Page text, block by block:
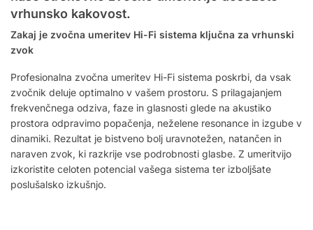
vrhunsko kakovost.
Zakaj je zvočna umeritev Hi-Fi sistema ključna za vrhunski
zvok
Profesionalna zvočna umeritev Hi-Fi sistema poskrbi, da vsak
zvočnik deluje optimalno v vašem prostoru. S prilagajanjem
frekvenčnega odziva, faze in glasnosti glede na akustiko
prostora odpravimo popačenja, neželene resonance in izgube v
dinamiki. Rezultat je bistveno bolj uravnotežen, natančen in
naraven zvok, ki razkrije vse podrobnosti glasbe. Z umeritvijo
izkoristite celoten potencial vašega sistema ter izboljšate
poslušalsko izkušnjo.